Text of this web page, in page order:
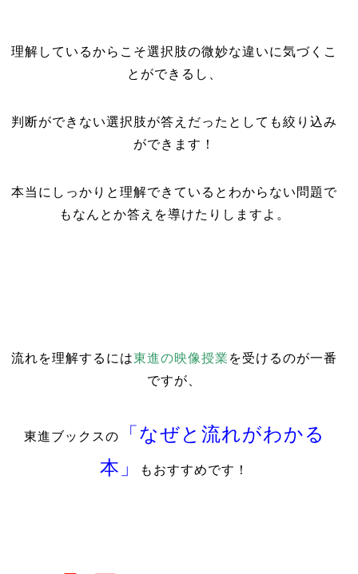
理解しているからこそ選択肢の微妙な違いに気づくこ
とができるし、
判断ができない選択肢が答えだったとしても絞り込み
ができます！
本当にしっかりと理解できているとわからない問題で
もなんとか答えを導けたりしますよ。
流れを理解するには東進の映像授業 を受けるのが一番
ですが、
東進ブックスの
「なぜと流れがわかる
本」
もおすすめです！